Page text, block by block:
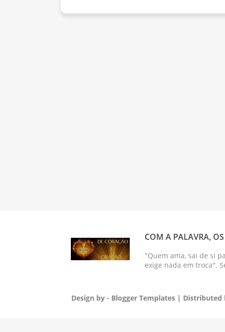
COM A PALAVRA,
"Quem ama, sai de si
exige nada em troca".
Design by - Blogger Templates | Distributed